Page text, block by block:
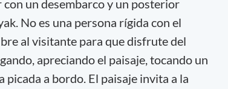
un desembarco y un posterior
No es una persona rígida con el
al visitante para que disfrute del
apreciando el paisaje, tocando un
a bordo. El paisaje invita a la